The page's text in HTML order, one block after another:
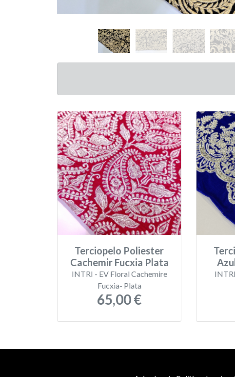
Terciopelo Poliester
Cachemir Fucxia Plata
INTRI - EV Floral Cachemire
Fucxia- Plata
65,00 €